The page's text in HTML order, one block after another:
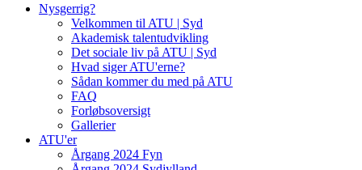
Nysgerrig?
Velkommen til ATU | Syd
Akademisk talentudvikling
Det sociale liv på ATU | Syd
Hvad siger ATU'erne?
Sådan kommer du med på ATU
FAQ
Forløbsoversigt
Gallerier
ATU'er
Årgang 2024 Fyn